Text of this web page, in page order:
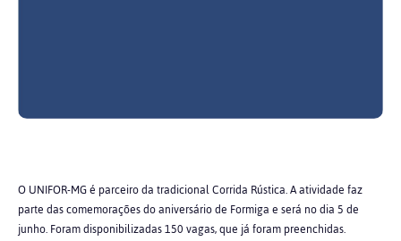
O UNIFOR-MG é parceiro da tradicional Corrida Rústica. A atividade faz
parte das comemorações do aniversário de Formiga e será no dia 5 de
junho. Foram disponibilizadas 150 vagas, que já foram preenchidas.